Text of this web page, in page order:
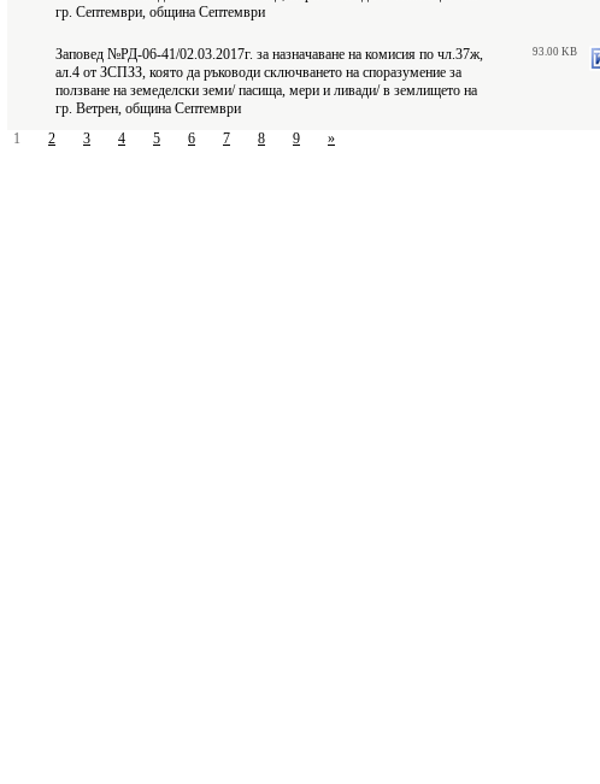
гр. Септември, община Септември
Заповед №РД-06-41/02.03.2017г. за назначаване на комисия по чл.37ж,
ал.4 от ЗСПЗЗ, която да ръководи сключването на споразумение за
ползване на земеделски земи/ пасища, мери и ливади/ в землището на
гр. Ветрен, община Септември
93.00 KB
1 2 3 4 5 6 7 8 9 »